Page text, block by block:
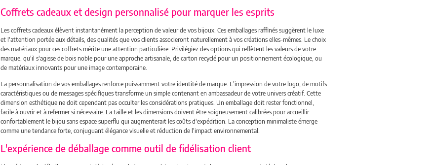
Coffrets cadeaux et design personnalisé pour marquer les esprits
Les coffrets cadeaux élèvent instantanément la perception de valeur de vos bijoux. Ces emballages raffinés suggèrent le luxe
et l'attention portée aux détails, des qualités que vos clients associeront naturellement à vos créations elles-mêmes. Le choix
des matériaux pour ces coffrets mérite une attention particulière. Privilégiez des options qui reflètent les valeurs de votre
marque, qu'il s'agisse de bois noble pour une approche artisanale, de carton recyclé pour un positionnement écologique, ou
de matériaux innovants pour une image contemporaine.
La personnalisation de vos emballages renforce puissamment votre identité de marque. L'impression de votre logo, de motifs
caractéristiques ou de messages spécifiques transforme un simple contenant en ambassadeur de votre univers créatif. Cette
dimension esthétique ne doit cependant pas occulter les considérations pratiques. Un emballage doit rester fonctionnel,
facile à ouvrir et à refermer si nécessaire. La taille et les dimensions doivent être soigneusement calibrées pour accueillir
confortablement le bijou sans espace superflu qui augmenterait les coûts d'expédition. La conception minimaliste émerge
comme une tendance forte, conjuguant élégance visuelle et réduction de l'impact environnemental.
L'expérience de déballage comme outil de fidélisation client